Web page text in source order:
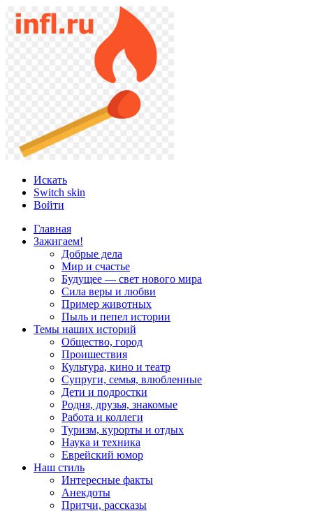
Искать
Switch skin
Войти
Главная
Зажигаем!
Добрые дела
Мир и счастье
Будущее — свет нового мира
Сила веры и любви
Пример животных
Пыль и пепел истории
Темы наших историй
Общество, город
Проишествия
Культура, кино и театр
Супруги, семья, влюбленные
Дети и подростки
Родня, друзья, знакомые
Работа и коллеги
Туризм, курорты и отдых
Наука и техника
Еврейский юмор
Наш стиль
Интересные факты
Анекдоты
Притчи, рассказы